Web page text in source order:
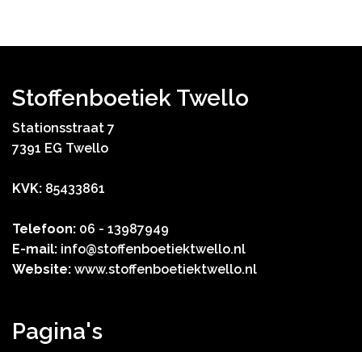
Stoffenboetiek Twello
Stationsstraat 7
7391 EG Twello
KVK: 85433861
Telefoon: 06 - 13987949
E-mail: info@stoffenboetiektwello.nl
Website: www.stoffenboetiektwello.nl
Pagina's